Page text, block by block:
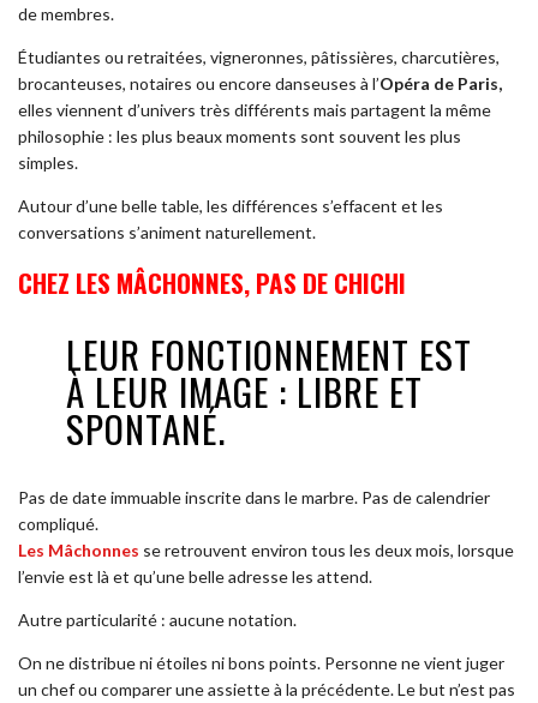
de membres.
Étudiantes ou retraitées, vigneronnes, pâtissières, charcutières,
brocanteuses, notaires ou encore danseuses à l’Opéra de Paris,
elles viennent d’univers très différents mais partagent la même
philosophie : les plus beaux moments sont souvent les plus
simples.
Autour d’une belle table, les différences s’effacent et les
conversations s’animent naturellement.
CHEZ LES MÂCHONNES, PAS DE CHICHI
LEUR FONCTIONNEMENT EST
À LEUR IMAGE : LIBRE ET
SPONTANÉ.
Pas de date immuable inscrite dans le marbre. Pas de calendrier
compliqué.
Les Mâchonnes se retrouvent environ tous les deux mois, lorsque
l’envie est là et qu’une belle adresse les attend.
Autre particularité : aucune notation.
On ne distribue ni étoiles ni bons points. Personne ne vient juger
un chef ou comparer une assiette à la précédente. Le but n’est pas